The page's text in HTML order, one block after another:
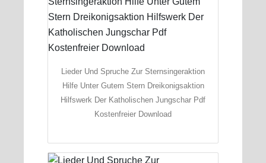
Lieder Und Spruche Zur Sternsingeraktion
Hilfe Unter Gutem Stern Dreikonigsaktion
Hilfswerk Der Katholischen Jungschar Pdf
Kostenfreier Download